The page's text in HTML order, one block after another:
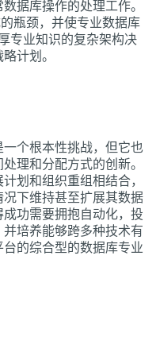
据库操作的处理工作。
瓶颈，并使专业数据库
专业知识的复杂架构决
计划。
个根本性挑战，但它也
理和分配方式的创新。
划和组织重组相结合，
下维持甚至扩展其数据
功需要拥抱自动化，投
培养能够跨多种技术有
的综合型的数据库专业